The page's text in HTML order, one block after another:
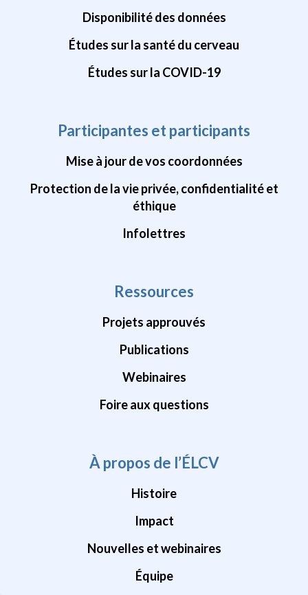
Disponibilité des données
Études sur la santé du cerveau
Études sur la COVID-19
Participantes et participants
Mise à jour de vos coordonnées
Protection de la vie privée, confidentialité et
éthique
Infolettres
Ressources
Projets approuvés
Publications
Webinaires
Foire aux questions
À propos de l’ÉLCV
Histoire
Impact
Nouvelles et webinaires
Équipe